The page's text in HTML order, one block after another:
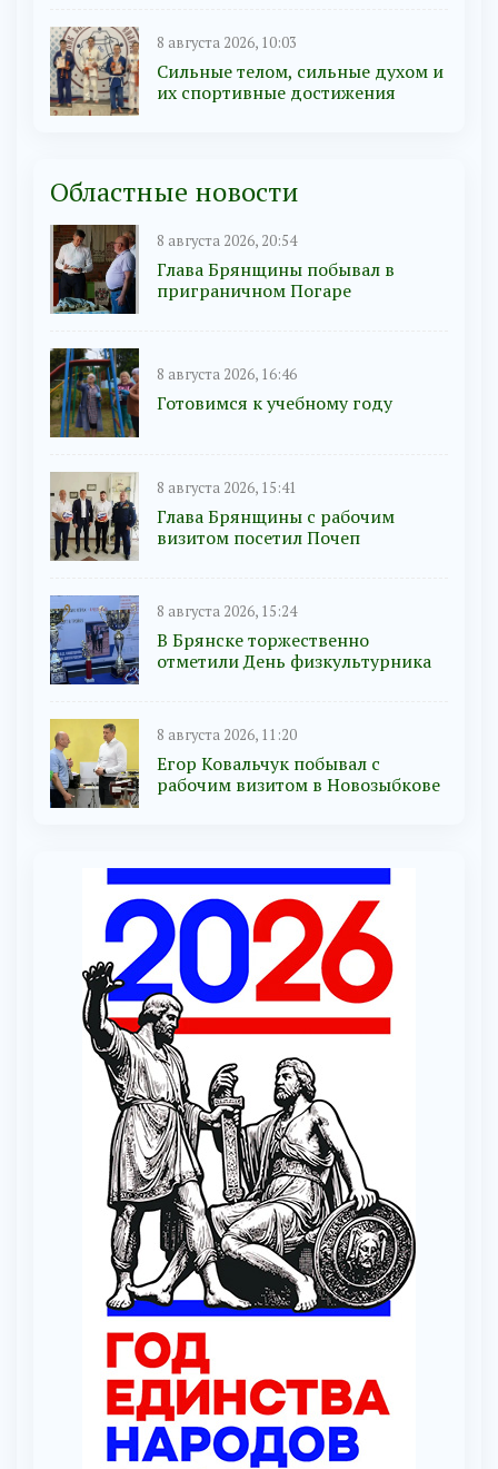
8 августа 2026, 10:03
Сильные телом, сильные духом и
их спортивные достижения
Областные новости
8 августа 2026, 20:54
Глава Брянщины побывал в
приграничном Погаре
8 августа 2026, 16:46
Готовимся к учебному году
8 августа 2026, 15:41
Глава Брянщины с рабочим
визитом посетил Почеп
8 августа 2026, 15:24
В Брянске торжественно
отметили День физкультурника
8 августа 2026, 11:20
Егор Ковальчук побывал с
рабочим визитом в Новозыбкове